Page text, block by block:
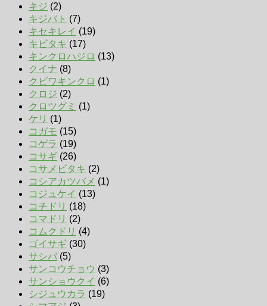
キジ (2)
キジバト (7)
キセキレイ (19)
キビタキ (17)
キンクロハジロ (13)
クイナ (8)
クビワキンクロ (1)
クロジ (2)
クロツグミ (1)
ケリ (1)
コガモ (15)
コゲラ (19)
コサギ (26)
コサメビタキ (2)
コシアカツバメ (1)
コジュケイ (13)
コチドリ (18)
コマドリ (2)
コムクドリ (4)
ゴイサギ (30)
サシバ (5)
サンコウチョウ (3)
サンショウクイ (6)
シジュウカラ (19)